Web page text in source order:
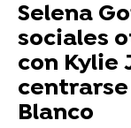
Selena
sociales
con Kylie
centrarse
Blanco